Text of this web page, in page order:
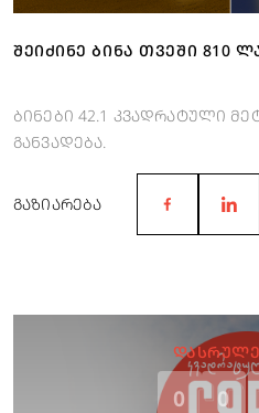
ᲨᲔᲘᲫᲘᲜᲔ ᲑᲘᲜᲐ ᲗᲕᲔᲨᲘ 810
ბინები 42.1 კვადრატული
განვადება.
ᲒᲐᲖᲘᲐᲠᲔᲑᲐ
0 0